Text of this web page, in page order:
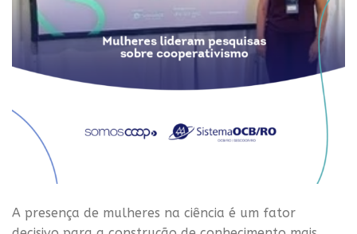
A presença de mulheres na ciência é um fator